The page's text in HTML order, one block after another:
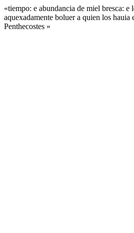
«tiempo: e abundancia de miel bresca:
aquexadamente boluer a quien los
Penthecostes »